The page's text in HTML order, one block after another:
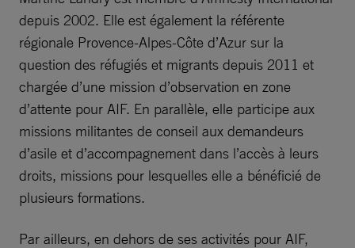
depuis 2002. Elle est également la référente
régionale Provence-Alpes-Côte d’Azur sur la
question des réfugiés et migrants depuis 2011 et
chargée d’une mission d’observation en zone
d’attente pour AIF. En parallèle, elle participe aux
missions militantes de conseil aux demandeurs
d’asile et d’accompagnement dans l’accès à leurs
droits, missions pour lesquelles elle a bénéficié de
plusieurs formations.
Par ailleurs, en dehors de ses activités pour AIF,